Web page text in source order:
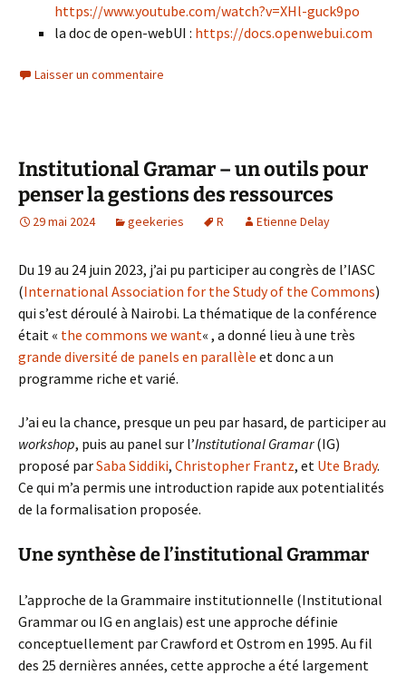
https://www.youtube.com/watch?v=XHl-guck9po
la doc de open-webUI : https://docs.openwebui.com
Laisser un commentaire
Institutional Gramar – un outils pour
penser la gestions des ressources
29 mai 2024 geekeries R Etienne Delay
Du 19 au 24 juin 2023, j’ai pu participer au congrès de l’IASC
(International Association for the Study of the Commons)
qui s’est déroulé à Nairobi. La thématique de la conférence
était « the commons we want« , a donné lieu à une très
grande diversité de panels en parallèle et donc a un
programme riche et varié.
J’ai eu la chance, presque un peu par hasard, de participer au
workshop, puis au panel sur l’Institutional Gramar(IG)
proposé parSaba Siddiki, Christopher Frantz, et Ute Brady.
Ce qui m’a permis une introduction rapide aux potentialités
de la formalisation proposée.
Une synthèse de l’institutional Grammar
L’approche de la Grammaire institutionnelle (Institutional
Grammar ou IG en anglais) est une approche définie
conceptuellement par Crawford et Ostrom en 1995. Au fil
des 25 dernières années, cette approche a été largement